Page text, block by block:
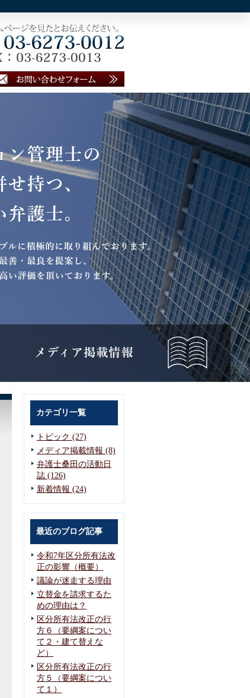
カテゴリ一覧
トピック (27)
メディア掲載情報 (8)
弁護士桑田の活動日
誌 (126)
新着情報 (24)
最近のブログ記事
令和7年区分所有法改
正の影響（概要）
議論が迷走する理由
立替金を請求するた
めの理由は？
区分所有法改正の行
方６（要綱案につい
て２・建て替えな
ど）
区分所有法改正の行
方５（要綱案につい
て１）